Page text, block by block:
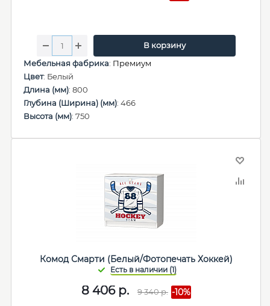
В корзину
Мебельная фабрика: Премиум
Цвет: Белый
Длина (мм): 800
Глубина (Ширина) (мм): 466
Высота (мм): 750
Комод Смарти (Белый/Фотопечать Хоккей)
8 406р. 9 340р. -10%